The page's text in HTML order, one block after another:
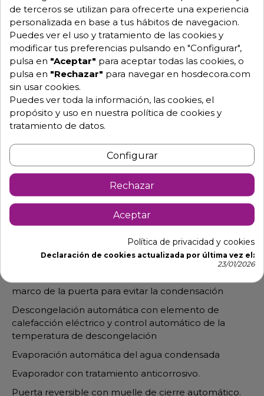
Descripción
Armario refrigerado para pastelerías hecho de acero
Refrigeración ventilada
Unidad de refrigeración incorporada
Compartimento del motor aislado
Evaporador oculto para maximizar el espacio interior
disponible
Control de temperatura electrónico con termostato
marco de la puerta para evitar la condensación
Descongelación automática con elemento de
calefacción eléctrico y control automático de la
temperatura de descongelación
Evaporación automática del agua condensada
Evaporador con tratamiento anticorrosivo.
Puerta reversible con muelle de cierre automático.
de terceros se utilizan para ofrecerte una experiencia
personalizada en base a tus hábitos de navegacion.
Puedes ver el uso y tratamiento de las cookies y
modificar tus preferencias pulsando en "Configurar",
pulsa en "Aceptar" para aceptar todas las cookies, o
pulsa en "Rechazar" para navegar en hosdecora.com
sin usar cookies.
Puedes ver toda la información, las cookies, el
propósito y uso en nuestra política de cookies y
tratamiento de datos.
Configurar
Rechazar
Aceptar
Política de privacidad y cookies
Declaración de cookies actualizada por última vez el:
23/01/2026